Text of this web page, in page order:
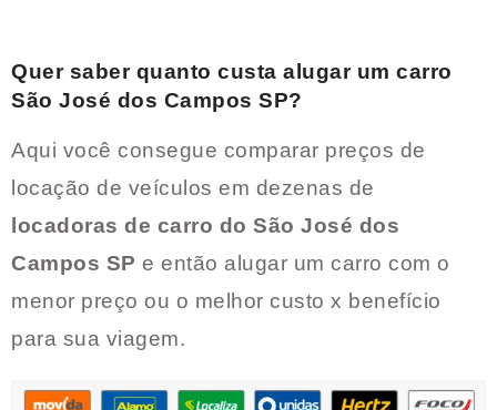
Quer saber quanto custa alugar um carro
São José dos Campos SP?
Aqui você consegue comparar preços de
locação de veículos em dezenas de
locadoras de carro do São José dos
Campos SP e então alugar um carro com o
menor preço ou o melhor custo x benefício
para sua viagem.